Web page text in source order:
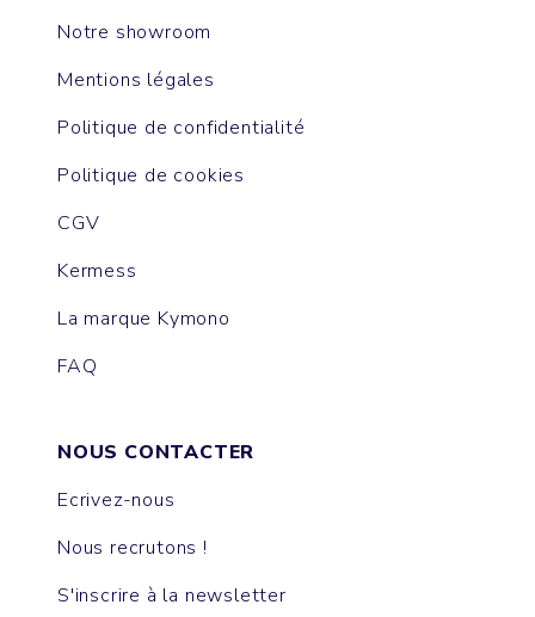
Notre showroom
Mentions légales
Politique de confidentialité
Politique de cookies
CGV
Kermess
La marque Kymono
FAQ
NOUS CONTACTER
Ecrivez-nous
Nous recrutons !
S'inscrire à la newsletter